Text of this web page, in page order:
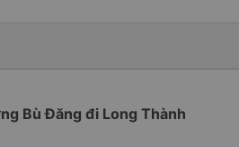
Bù Đăng đi Long Thành